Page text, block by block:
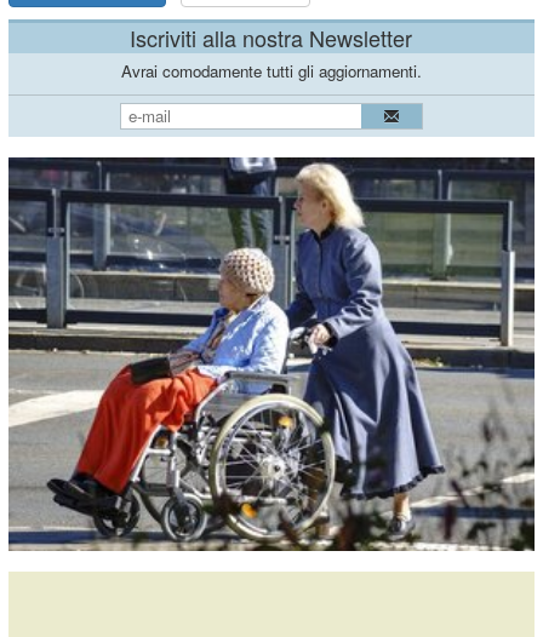
Iscriviti alla nostra Newsletter
Avrai comodamente tutti gli aggiornamenti.